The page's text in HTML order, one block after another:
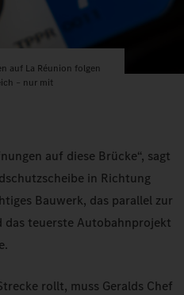
auf La Réunion folgen
– nur mit
auf diese Brücke“, sagt
in Richtung
Bauwerk, das parallel zur
teuerste Autobahnprojekt
rollt, muss Geralds Chef